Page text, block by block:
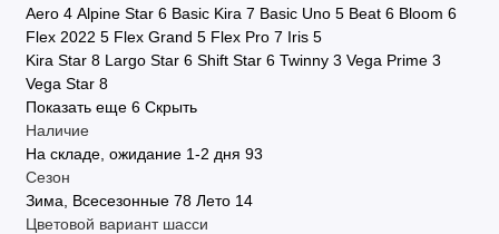
Aero 4 Alpine Star 6 Basic Kira 7 Basic Uno 5 Beat 6 Bloom 6
Flex 2022 5 Flex Grand 5 Flex Pro 7 Iris 5
Kira Star 8 Largo Star 6 Shift Star 6 Twinny 3 Vega Prime 3
Vega Star 8
Показать еще 6 Скрыть
Наличие
На складе, ожидание 1-2 дня 93
Сезон
Зима, Всесезонные 78 Лето 14
Цветовой вариант шасси